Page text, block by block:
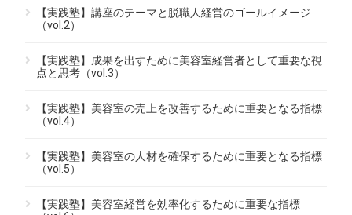
【実践塾】講座のテーマと脱職人経営のゴールイメージ
（vol.2）
【実践塾】成果を出すために美容室経営者として重要な視
点と思考（vol.3）
【実践塾】美容室の売上を改善するために重要となる指標
（vol.4）
【実践塾】美容室の人材を確保するために重要となる指標
（vol.5）
【実践塾】美容室経営を効率化するために重要な指標